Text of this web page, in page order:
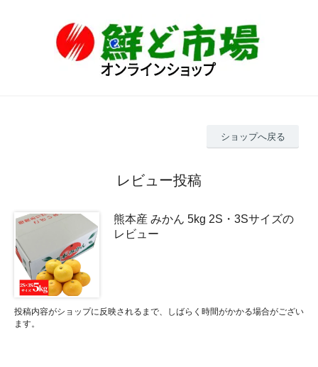
ショップへ戻る
レビュー投稿
熊本産 みかん 5kg 2S・3Sサイズの
レビュー
投稿内容がショップに反映されるまで、しばらく時間がかかる場合がござい
ます。